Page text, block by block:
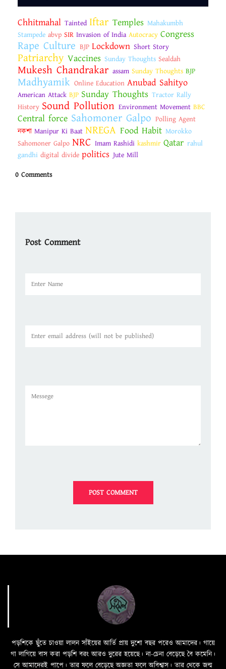
Chhitmahal Tainted Iftar Temples Mahakumbh
Stampede abvp SIR Invasion of India Autocracy Congress
Rape Culture BJP Lockdown Short Story
Patriarchy Vaccines Sunday Thoughts Sealdah
Mukesh Chandrakar assam Sunday Thoughts BJP
Madhyamik Online Education Anubad Sahityo
American Attack BJP Sunday Thoughts Tractor Rally
History Sound Pollution Environment Movement BBC
Central force Sahomoner Galpo Polling Agent
নকশা Manipur Ki Baat NREGA Food Habit Morokko
Sahomoner Galpo NRC Imam Rashidi kashmir Qatar rahul
gandhi digital divide politics Jute Mill
0 Comments
Post Comment
পড়শিকে ছুঁতে চাওয়া লালন সাঁইয়ের আর্তি প্রায় দুশো বছর পরেও আমাদের। গায়ে
গা লাগিয়ে বাস করা পড়শি বরং আরও দুরের হয়েছে। না-চেনা বেড়েছে বৈ কমেনি।
সে আমাদেরই পাপে। তার ফলে বেড়েছে অজ্ঞতা ফলে অবিশ্বাস। তার থেকে জন্ম